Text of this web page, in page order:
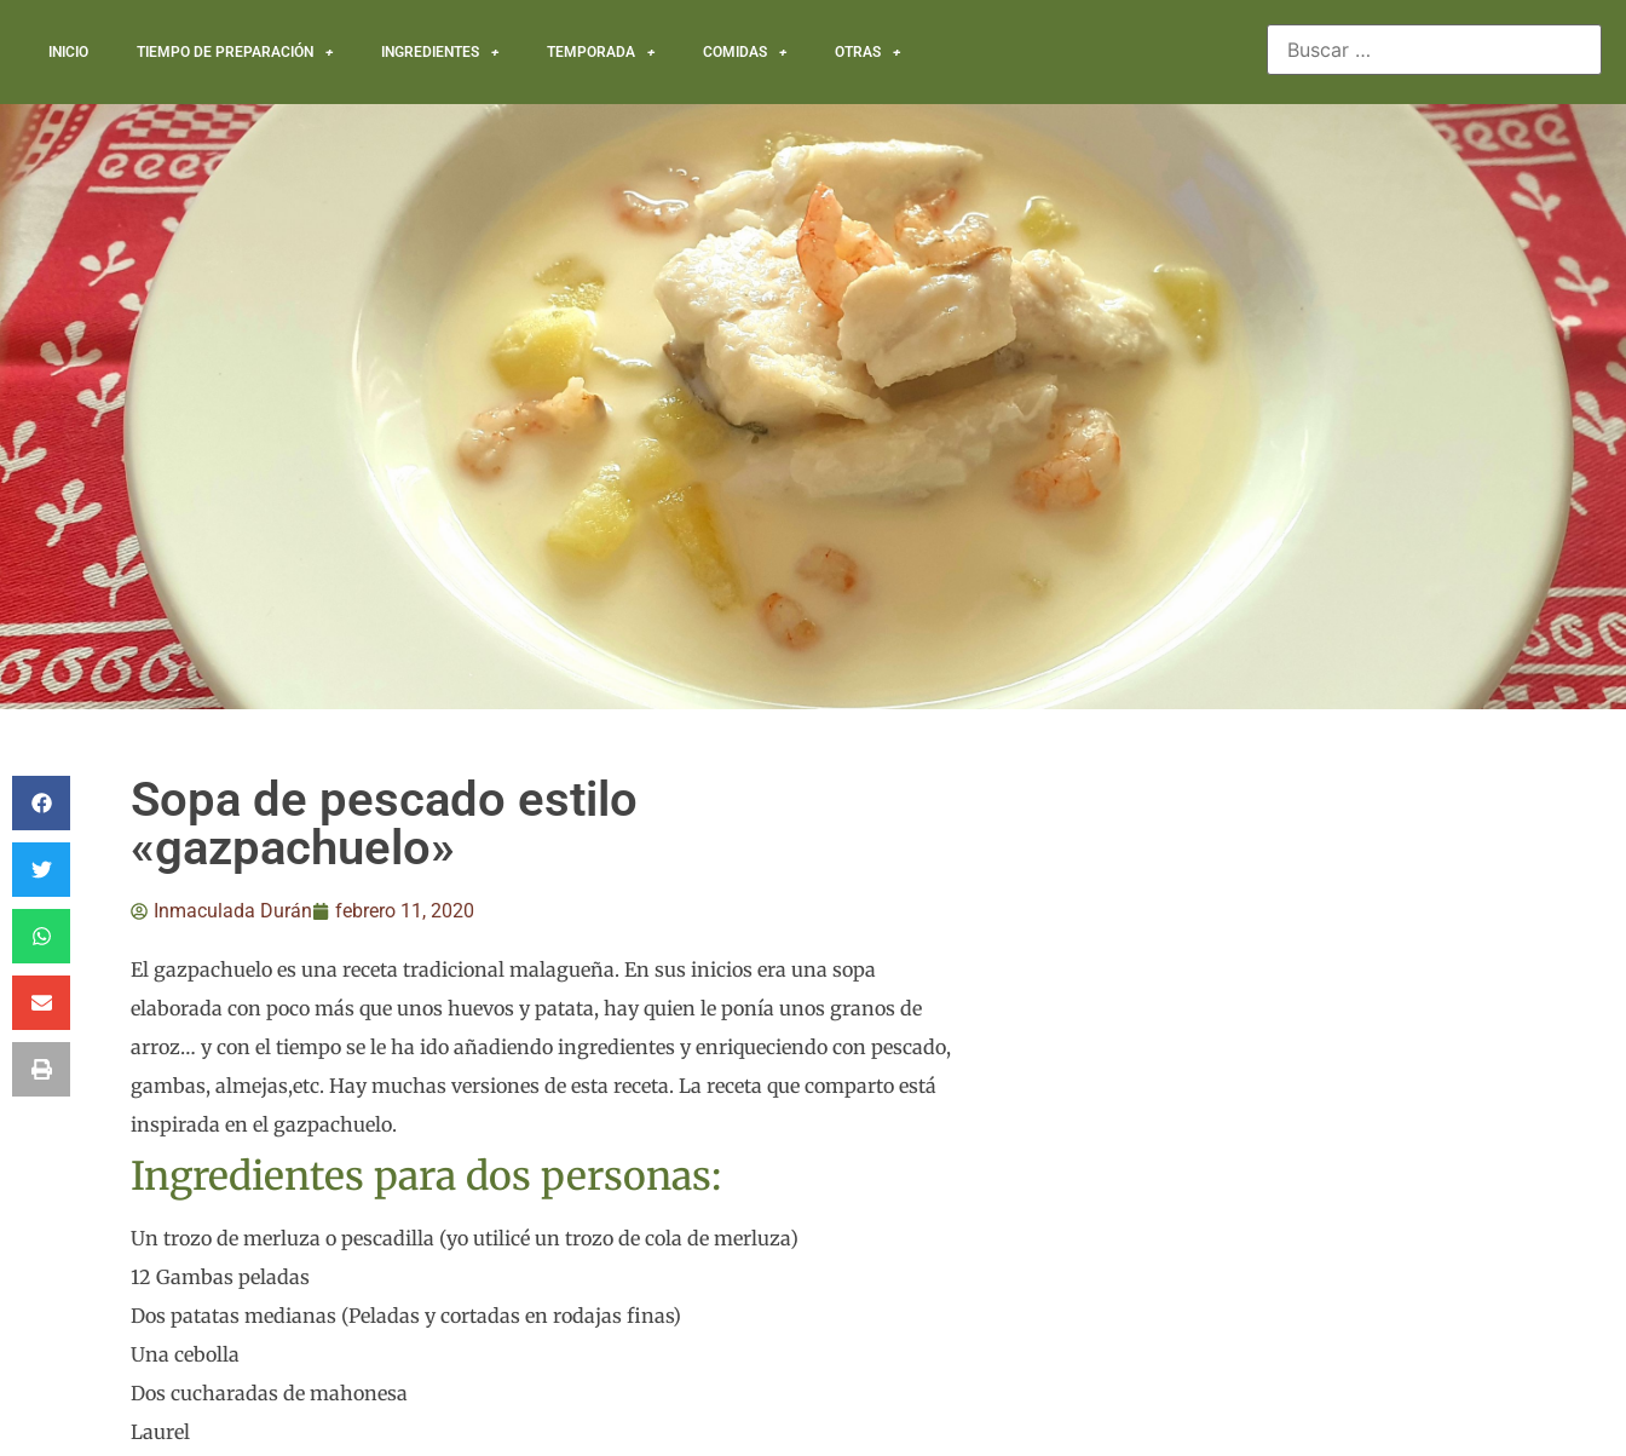
INICIO TIEMPO DE PREPARACIÓN INGREDIENTES TEMPORADA COMIDAS OTRAS
Sopa de pescado estilo
«gazpachuelo»
Inmaculada Durán febrero 11, 2020
El gazpachuelo es una receta tradicional malagueña. En sus inicios era una sopa
elaborada con poco más que unos huevos y patata, hay quien le ponía unos granos de
arroz… y con el tiempo se le ha ido añadiendo ingredientes y enriqueciendo con pescado,
gambas, almejas,etc. Hay muchas versiones de esta receta. La receta que comparto está
inspirada en el gazpachuelo.
Ingredientes para dos personas:
Un trozo de merluza o pescadilla (yo utilicé un trozo de cola de merluza)
12 Gambas peladas
Dos patatas medianas (Peladas y cortadas en rodajas finas)
Una cebolla
Dos cucharadas de mahonesa
Laurel